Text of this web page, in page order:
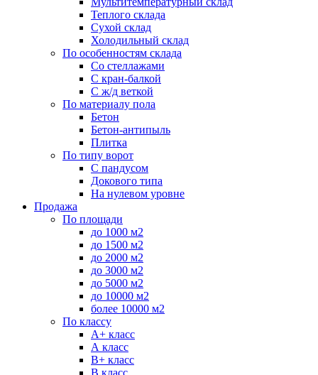
Теплого склада
Сухой склад
Холодильный склад
По особенностям склада
Со стеллажами
С кран-балкой
С ж/д веткой
По материалу пола
Бетон
Бетон-антипыль
Плитка
По типу ворот
С пандусом
Докового типа
На нулевом уровне
Продажа
По площади
до 1000 м2
до 1500 м2
до 2000 м2
до 3000 м2
до 5000 м2
до 10000 м2
более 10000 м2
По классу
A+ класс
А класс
В+ класс
B класс